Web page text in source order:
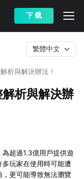
下 载
析與解決辦法！
繁體中文
析與解決辦
超過1.3億用戶提供遊
玩家在使用時可能遭
更可能導致無法瀏覽